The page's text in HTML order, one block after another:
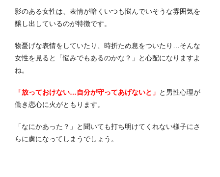
影のある女性は、表情が暗くいつも悩んでいそうな雰囲気を
醸し出しているのが特徴です。
物憂げな表情をしていたり、時折ため息をついたり…そんな
女性を見ると「悩みでもあるのかな？」と心配になりますよ
ね。
「放っておけない…自分が守ってあげないと」 と男性心理が
働き恋心に火がともります。
「なにかあった？」と聞いても打ち明けてくれない様子にさ
らに虜になってしまうでしょう。